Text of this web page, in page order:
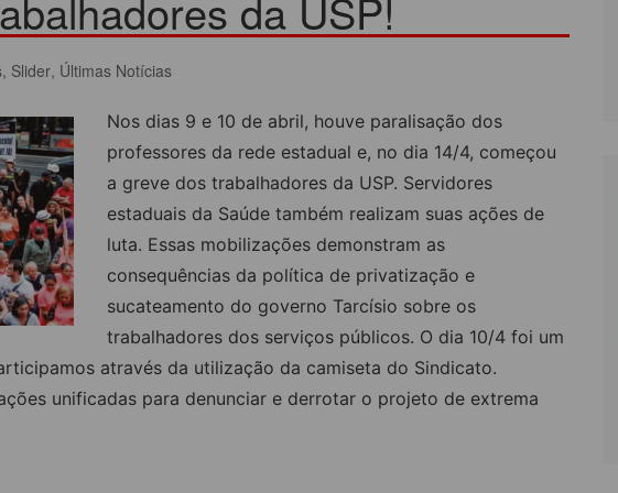
COLETIVOS
COLÔNIA DE FÉRIAS
ESPORTE, LAZER E
CLASSIFICADOS
OUTRAS PUBLICAÇÕES
, Slider, Últimas Notícias
Nos dias 9 e 10 de abril, houve paralisação dos
professores da rede estadual e, no dia 14/4, começou
a greve dos trabalhadores da USP. Servidores
estaduais da Saúde também realizam suas ações de
luta. Essas mobilizações demonstram as
consequências da política de privatização e
sucateamento do governo Tarcísio sobre os
trabalhadores dos serviços públicos. O dia 10/4 foi um
através da utilização da camiseta do Sindicato.
unificadas para denunciar e derrotar o projeto de extrema